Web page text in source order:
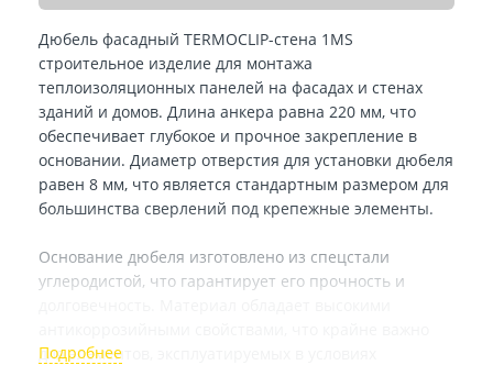
Дюбель фасадный TERMOCLIP-стена 1MS
строительное изделие для монтажа
теплоизоляционных панелей на фасадах и стенах
зданий и домов. Длина анкера равна 220 мм, что
обеспечивает глубокое и прочное закрепление в
основании. Диаметр отверстия для установки дюбеля
равен 8 мм, что является стандартным размером для
большинства сверлений под крепежные элементы.
Основание дюбеля изготовлено из спецстали
углеродистой, что гарантирует его прочность и
для элементов, эксплуатируемых в условиях